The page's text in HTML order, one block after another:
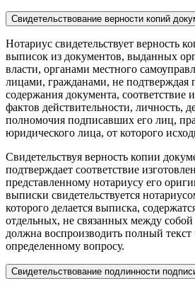
Свидетельствование верности копий
Нотариус свидетельствует верность
выписок из документов, выданных
власти, органами местного
лицами, гражданами, не подтверждая
содержания документа, соответствие
фактов действительности, личность,
полномочия подписавших его лиц,
юридического лица, от которого
Свидетельствуя верность копии
подтверждает соответствие
представленному нотариусу его
выписки свидетельствуется
которого делается выписка,
отдельных, не связанных между
должна воспроизводить полный текст
определенному вопросу.
Свидетельствование подлинности